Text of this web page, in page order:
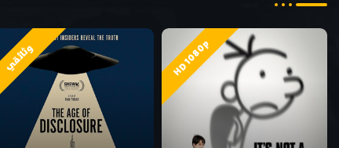
HD 1080p وثائقي